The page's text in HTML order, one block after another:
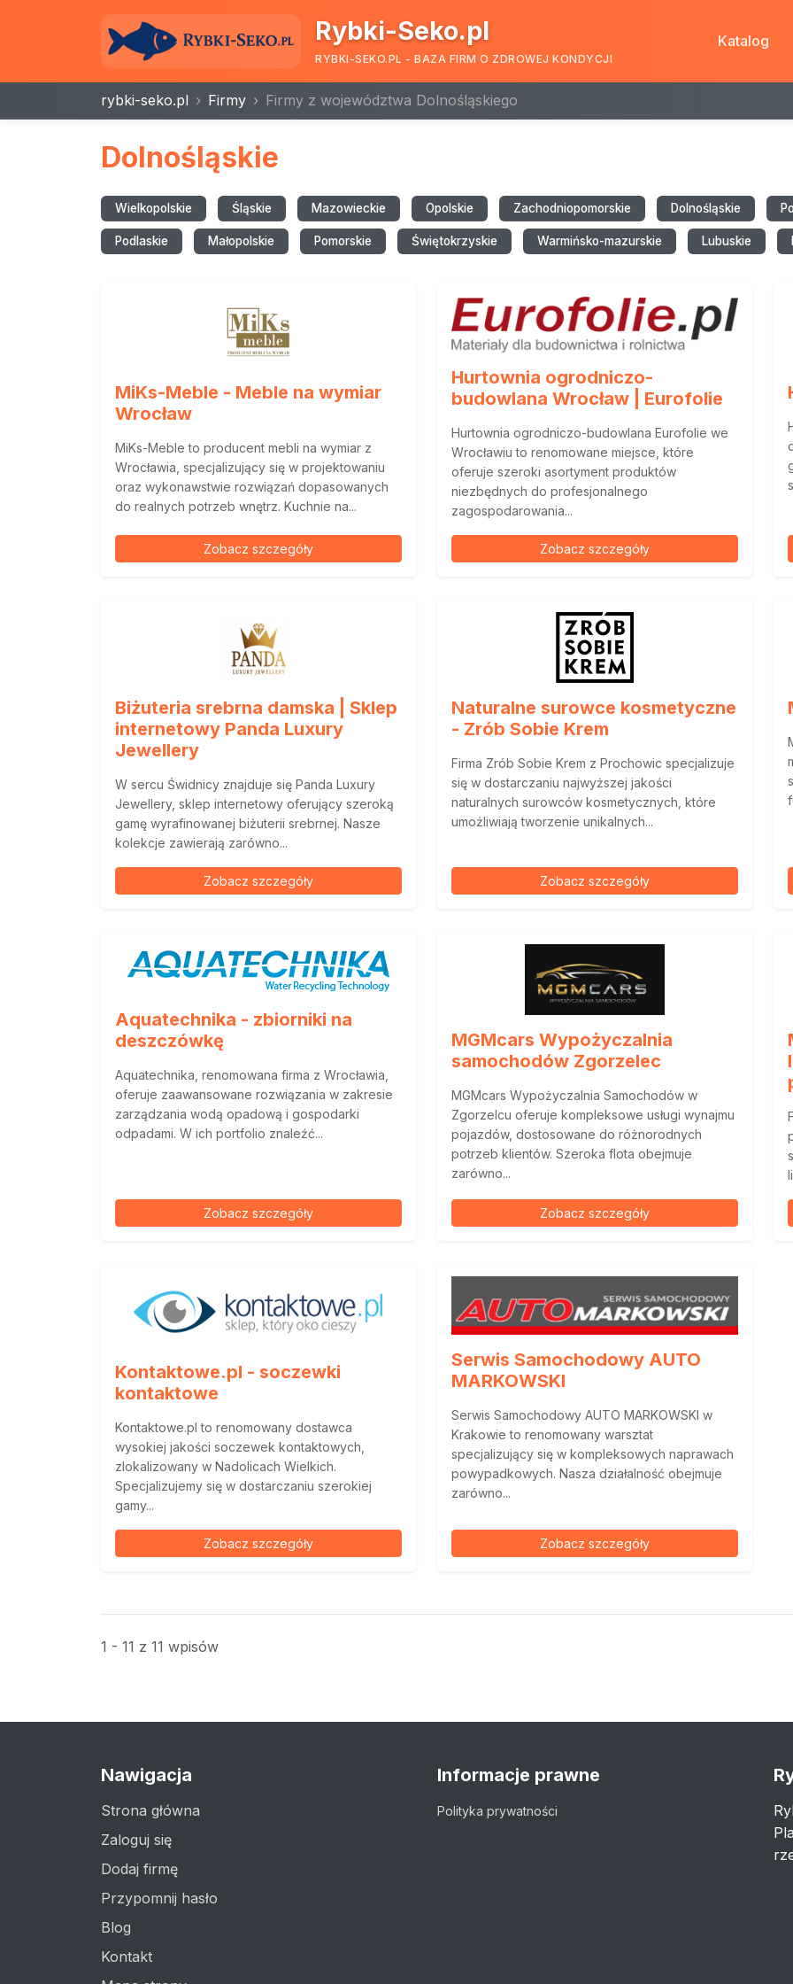
Rybki-Seko.pl
RYBKI-SEKO.PL - BAZA FIRM O ZDROWEJ KONDYCJI
Katalog
rybki-seko.pl Firmy Firmy z województwa Dolnośląskiego
Dolnośląskie
Wielkopolskie Śląskie Mazowieckie Opolskie Zachodniopomorskie Dolnośląskie
Podlaskie Małopolskie Pomorskie Świętokrzyskie Warmińsko-mazurskie Lubuskie
MiKs-Meble - Meble na wymiar
Wrocław
MiKs-Meble to producent mebli na wymiar z
Wrocławia, specjalizujący się w projektowaniu
oraz wykonawstwie rozwiązań dopasowanych
do realnych potrzeb wnętrz. Kuchnie na...
Zobacz szczegóły
Hurtownia ogrodniczo-
budowlana Wrocław | Eurofolie
Hurtownia ogrodniczo-budowlana Eurofolie we
Wrocławiu to renomowane miejsce, które
oferuje szeroki asortyment produktów
niezbędnych do profesjonalnego
zagospodarowania...
Zobacz szczegóły
Biżuteria srebrna damska | Sklep
internetowy Panda Luxury
Jewellery
W sercu Świdnicy znajduje się Panda Luxury
Jewellery, sklep internetowy oferujący szeroką
gamę wyrafinowanej biżuterii srebrnej. Nasze
kolekcje zawierają zarówno...
Zobacz szczegóły
Naturalne surowce kosmetyczne
- Zrób Sobie Krem
Firma Zrób Sobie Krem z Prochowic specjalizuje
się w dostarczaniu najwyższej jakości
naturalnych surowców kosmetycznych, które
umożliwiają tworzenie unikalnych...
Zobacz szczegóły
Aquatechnika - zbiorniki na
deszczówkę
Aquatechnika, renomowana firma z Wrocławia,
oferuje zaawansowane rozwiązania w zakresie
zarządzania wodą opadową i gospodarki
odpadami. W ich portfolio znaleźć...
Zobacz szczegóły
MGMcars Wypożyczalnia
samochodów Zgorzelec
MGMcars Wypożyczalnia Samochodów w
Zgorzelcu oferuje kompleksowe usługi wynajmu
pojazdów, dostosowane do różnorodnych
potrzeb klientów. Szeroka flota obejmuje
zarówno...
Zobacz szczegóły
Kontaktowe.pl - soczewki
kontaktowe
Kontaktowe.pl to renomowany dostawca
wysokiej jakości soczewek kontaktowych,
zlokalizowany w Nadolicach Wielkich.
Specjalizujemy się w dostarczaniu szerokiej
gamy...
Zobacz szczegóły
Serwis Samochodowy AUTO
MARKOWSKI
Serwis Samochodowy AUTO MARKOWSKI w
Krakowie to renomowany warsztat
specjalizujący się w kompleksowych naprawach
powypadkowych. Nasza działalność obejmuje
zarówno...
Zobacz szczegóły
1 - 11 z 11 wpisów
Nawigacja
Strona główna
Zaloguj się
Dodaj firmę
Przypomnij hasło
Blog
Kontakt
Informacje prawne
Polityka prywatności